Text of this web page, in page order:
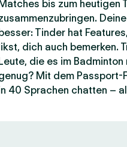
Matches bis zum heutigen
besser: Tinder hat
likst, dich auch bemerken.
Leute, die es im
Mit dem Passport-
40 Sprachen chatten –